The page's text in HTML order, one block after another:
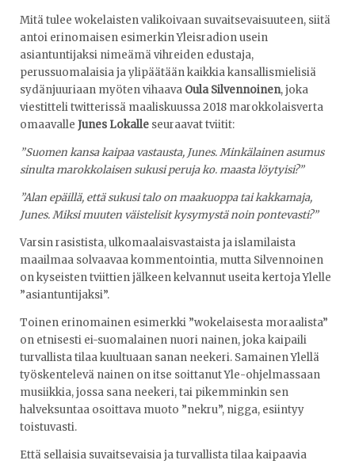
Mitä tulee wokelaisten valikoivaan suvaitsevaisuuteen, siitä
antoi erinomaisen esimerkin Yleisradion usein
asiantuntijaksi nimeämä vihreiden edustaja,
perussuomalaisia ja ylipäätään kaikkia kansallismielisiä
sydänjuuriaan myöten vihaava Oula Silvennoinen, joka
viestitteli twitterissä maaliskuussa 2018 marokkolaisverta
omaavalle Junes Lokalle seuraavat tviitit:
”Suomen kansa kaipaa vastausta, Junes. Minkälainen asumus
sinulta marokkolaisen sukusi peruja ko. maasta löytyisi?”
”Alan epäillä, että sukusi talo on maakuoppa tai kakkamaja,
Junes. Miksi muuten väistelisit kysymystä noin pontevasti?”
Varsin rasistista, ulkomaalaisvastaista ja islamilaista
maailmaa solvaavaa kommentointia, mutta Silvennoinen
on kyseisten tviittien jälkeen kelvannut useita kertoja Ylelle
”asiantuntijaksi”.
Toinen erinomainen esimerkki ”wokelaisesta moraalista”
on etnisesti ei-suomalainen nuori nainen, joka kaipaili
turvallista tilaa kuultuaan sanan neekeri. Samainen Ylellä
työskentelevä nainen on itse soittanut Yle-ohjelmassaan
musiikkia, jossa sana neekeri, tai pikemminkin sen
halveksuntaa osoittava muoto ”nekru”, nigga, esiintyy
toistuvasti.
Että sellaisia suvaitsevaisia ja turvallista tilaa kaipaavia